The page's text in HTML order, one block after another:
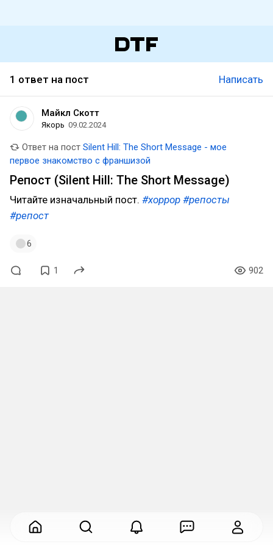
1 ответ на пост Написать
Майкл Скотт
Якорь 09.02.2024
Ответ на пост Silent Hill: The Short Message - мое
первое знакомство с франшизой
Репост (Silent Hill: The Short Message)
Читайте изначальный пост. #хоррор #репосты
#репост
6
1 902